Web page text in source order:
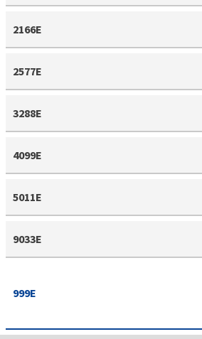
2166E
2577E
3288E
4099E
5011E
9033E
999E